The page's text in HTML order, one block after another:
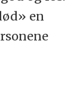
en